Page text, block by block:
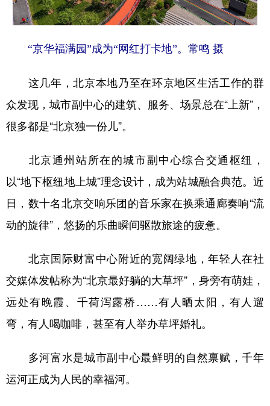
“京华福满园”成为“网红打卡地”。常鸣 摄
这几年，北京本地乃至在环京地区生活工作的群
众发现，城市副中心的建筑、服务、场景总在“上新”，
很多都是“北京独一份儿”。
北京通州站所在的城市副中心综合交通枢纽，
以“地下枢纽地上城”理念设计，成为站城融合典范。近
日，数十名北京交响乐团的音乐家在换乘通廊奏响“流
动的旋律”，悠扬的乐曲瞬间驱散旅途的疲惫。
北京国际财富中心附近的宽阔绿地，年轻人在社
交媒体发帖称为“北京最好躺的大草坪”，身旁有萌娃，
远处有晚霞、千荷泻露桥……有人晒太阳，有人遛
弯，有人喝咖啡，甚至有人举办草坪婚礼。
多河富水是城市副中心最鲜明的自然禀赋，千年
运河正成为人民的幸福河。